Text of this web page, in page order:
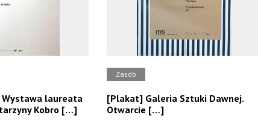
laureata
Kobro […]
Zasób
[Plakat] Galeria Sztuki Dawnej.
Otwarcie […]